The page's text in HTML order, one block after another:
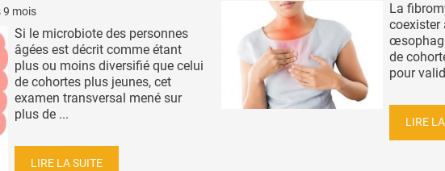
9 mois
Si le microbiote des personnes
âgées est décrit comme étant
plus ou moins diversifié que celui
de cohortes plus jeunes, cet
examen transversal mené sur
plus de ...
LIRE LA SUITE
La
coexister
de
pour
LIRE